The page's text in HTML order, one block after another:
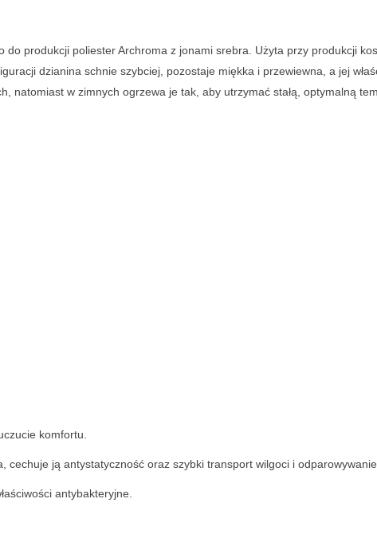
produkcji poliester Archroma z jonami srebra. Użyta przy produkcji
dzianina schnie szybciej, pozostaje miękka i przewiewna, a jej
natomiast w zimnych ogrzewa je tak, aby utrzymać stałą, optymalną
komfortu.
ją antystatyczność oraz szybki transport wilgoci i odparowywanie.
antybakteryjne.